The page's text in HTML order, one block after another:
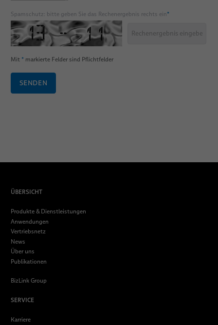
Spamschutz: bitte geben Sie das Rechenergebnis rechts ein*
Mit * markierte Felder sind Pflichtfelder
SENDEN
ÜBERSICHT
Produkte & Dienstleistungen
Anwendungen
Vertriebsnetz
News
Über uns
Publikationen
BizLink Group
SERVICE
Karriere